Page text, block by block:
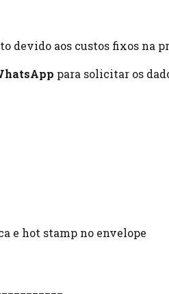
devido aos custos fixos na
para solicitar os
e hot stamp no envelope